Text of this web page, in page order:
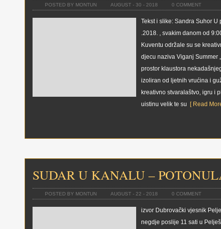
POSTED BY MONTUN AUGUST - 30 - 2018 0 COMMENT
Tekst i slike: Sandra Suhor
.2018. , svakim danom od
Kuventu održale su se
djecu naziva Viganj Summer
prostor klaustora
izoliran od ljetnih vrućina i
kreativno stvaralaštvo, igru i
uistinu velik te su [ Read
SUDAR U KANALU –
POSTED BY MONTUN AUGUST - 22 - 2018 0 COMMENT
izvor Dubrovački vjesnik
negdje poslije 11 sati u